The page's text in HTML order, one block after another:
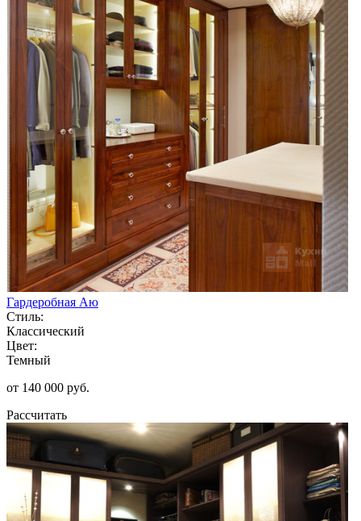
Гардеробная Аю
Стиль:
Классический
Цвет:
Темный
от 140 000 руб.
Рассчитать